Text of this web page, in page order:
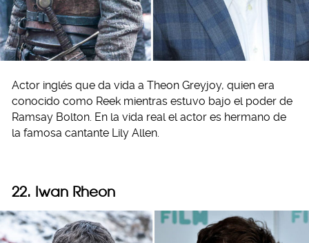
Actor inglés que da vida a Theon Greyjoy, quien era
conocido como Reek mientras estuvo bajo el poder de
Ramsay Bolton. En la vida real el actor es hermano de
la famosa cantante Lily Allen.
22. Iwan Rheon